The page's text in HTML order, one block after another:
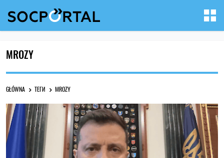
MROZY
GŁÓWNA ТЕГИ MROZY